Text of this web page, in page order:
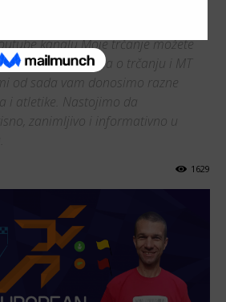
kanalu Moje trčanje možete
drugih materijala o trčanju i MT
od sada vam donosimo razne
i atletike. Nastojimo da
zanimljivo i informativno u
1629